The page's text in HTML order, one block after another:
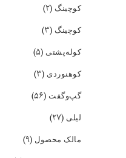
کوچینگ (۲)
کوچینگ (۳)
کوله‌پشتی (۵)
کوهنوردی (۳)
گپ‌و‌گفت (۵۶)
لیلی (۲۷)
مالک محصول (۹)